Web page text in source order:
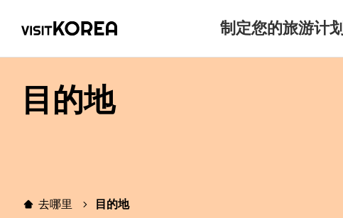
制定您的旅游计划
目的地
去哪里 目的地